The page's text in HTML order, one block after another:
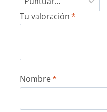
Tu valoración *
Nombre*